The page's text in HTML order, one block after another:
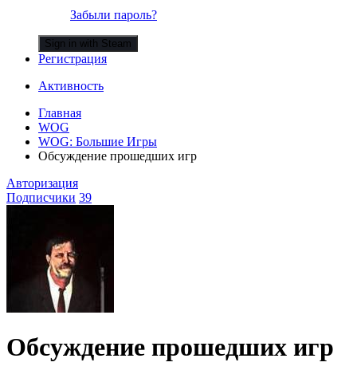
Забыли пароль?
Sign in with Steam
Регистрация
Активность
Главная
WOG
WOG: Большие Игры
Обсуждение прошедших игр
Авторизация
Подписчики 39
Обсуждение прошедших игр